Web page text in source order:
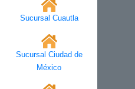
Sucursal Cuautla
Sucursal Ciudad de
México